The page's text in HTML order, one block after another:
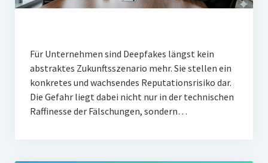
Vom Trend zur Tonne
Für Unternehmen sind Deepfakes längst kein
abstraktes Zukunftsszenario mehr. Sie stellen ein
konkretes und wachsendes Reputationsrisiko dar.
Die Gefahr liegt dabei nicht nur in der technischen
Raffinesse der Fälschungen, sondern…